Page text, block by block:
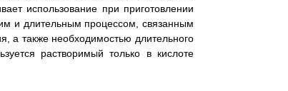
использование при приготовлении
и длительным процессом, связанным
а также необходимостью длительного
растворимый только в кислоте